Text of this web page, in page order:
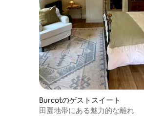
Burcotのゲストスイート
田園地帯にある魅力的な離れ